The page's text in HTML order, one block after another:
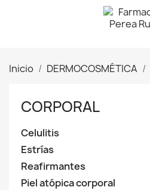
Inicio DERMOCOSMÉTICA
CORPORAL
Celulitis
Estrías
Reafirmantes
Piel atópica corporal